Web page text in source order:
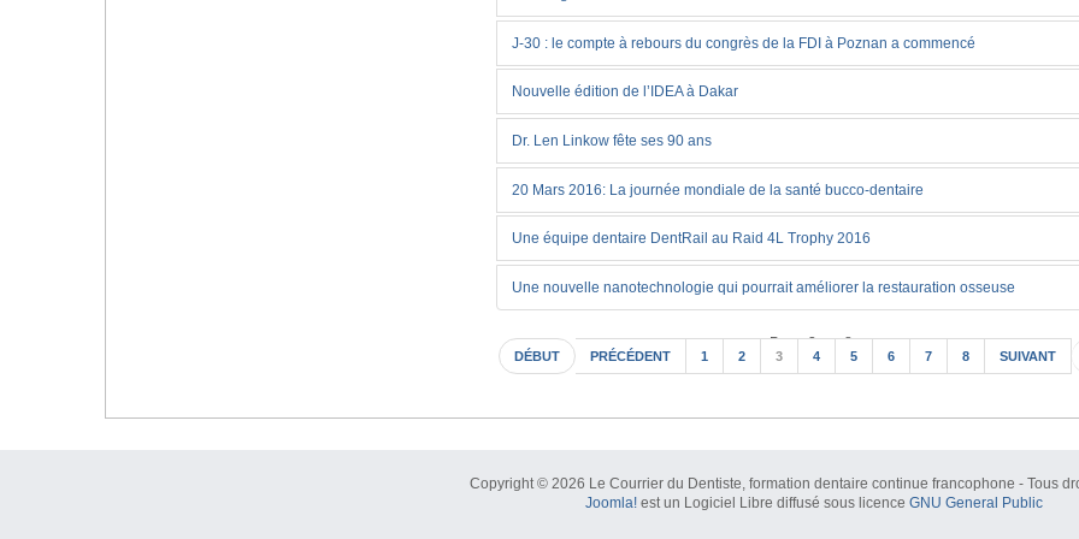
J-30 : le compte à rebours du congrès de la FDI à Poznan a commencé
Nouvelle édition de l’IDEA à Dakar
Dr. Len Linkow fête ses 90 ans
20 Mars 2016: La journée mondiale de la santé bucco-dentaire
Une équipe dentaire DentRail au Raid 4L Trophy 2016
Une nouvelle nanotechnologie qui pourrait améliorer la restauration osseuse
Page 3 sur 8
DÉBUT PRÉCÉDENT 1 2 3 4 5 6 7 8 SUIVANT
Copyright © 2026 Le Courrier du Dentiste, formation dentaire continue francophone - Tous
Joomla!est un Logiciel Libre diffusé sous licence GNU General Public